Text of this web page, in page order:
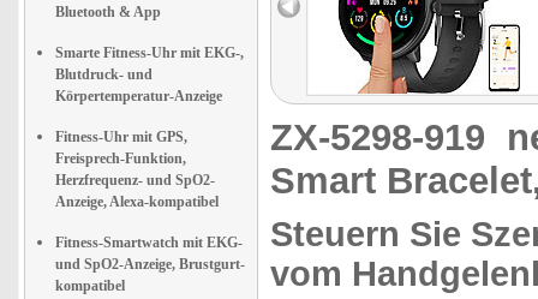
Bluetooth & App
Smarte Fitness-Uhr mit EKG-,
Blutdruck- und
Körpertemperatur-Anzeige
Fitness-Uhr mit GPS,
Freisprech-Funktion,
Herzfrequenz- und SpO2-
Anzeige, Alexa-kompatibel
Fitness-Smartwatch mit EKG-
und SpO2-Anzeige, Brustgurt-
kompatibel
ZX-5298-919
Smart
Steuern Sie
vom